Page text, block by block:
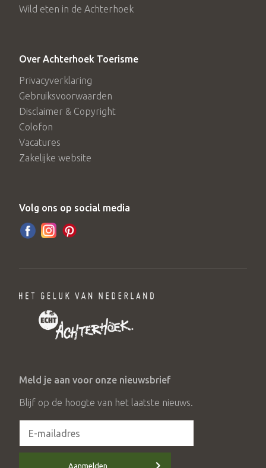
Wild eten in de Achterhoek
Over Achterhoek Toerisme
Privacyverklaring
Gebruiksvoorwaarden
Disclaimer & Copyright
Colofon
Vacatures
Zakelijke website
Volg ons op social media
Meld je aan voor onze nieuwsbrief
Blijf op de hoogte van het laatste nieuws.
Aanmelden